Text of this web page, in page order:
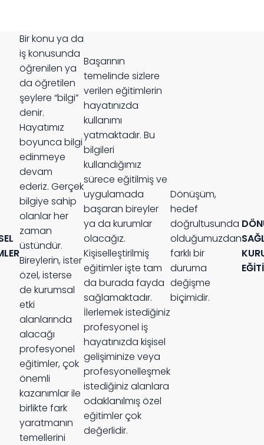
Bir konu ya da
iş konusunda
öğrenilen ya
da öğretilen
şeylere “bilgi”
denir.
Hayatımız
boyunca bilgi
edinmeye
devam
ederiz. Gerçek
bilgiye sahip
olanlar her
zaman
üstündür.
Bireylerin, ister
özel, isterse
de kurumsal
etki
alanlarında
alacağı
profesyonel
eğitimler, çok
önemli
kazanımlar ile
birlikte fark
yaratmanın
temellerini
Başarının
temelinde sizlere
verilen eğitimlerin
hayatınızda
kullanımı
yatmaktadır. Bu
bilgileri
kullandığımız
sürece eğitilmiş ve
uygulamada
başaran bireyler
ya da kurumlar
olacağız.
Kişiselleştirilmiş
eğitimler işte tam
da burada fayda
sağlamaktadır.
İlerlemek istediğiniz
profesyonel iş
hayatınızda kişisel
gelişiminize veya
profesyonelleşmek
istediğiniz alanlara
odaklanılmış özel
eğitimler çok
değerlidir.
Dönüşüm,
hedef
doğrultusunda
olduğumuzdan
farklı bir
duruma
değişme
biçimidir.